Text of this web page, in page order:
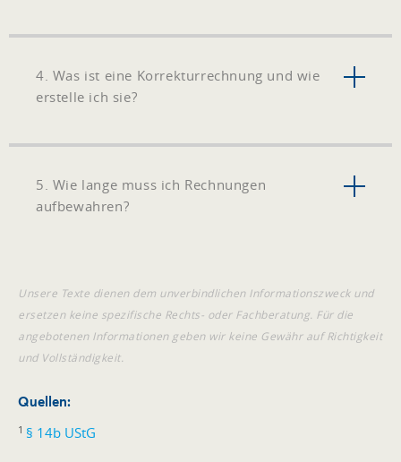
4. Was ist eine Korrekturrechnung und wie
erstelle ich sie?
5. Wie lange muss ich Rechnungen
aufbewahren?
Unsere Texte dienen dem unverbindlichen Informationszweck und
ersetzen keine spezifische Rechts- oder Fachberatung. Für die
angebotenen Informationen geben wir keine Gewähr auf Richtigkeit
und Vollständigkeit.
Quellen:
1 § 14b UStG